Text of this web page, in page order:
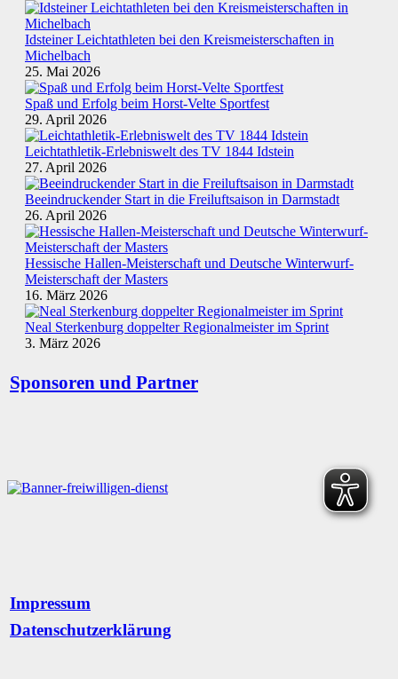
Idsteiner Leichtathleten bei den Kreismeisterschaften in
Michelbach
25. Mai 2026
Spaß und Erfolg beim Horst-Velte Sportfest
29. April 2026
Leichtathletik-Erlebniswelt des TV 1844 Idstein
27. April 2026
Beeindruckender Start in die Freiluftsaison in Darmstadt
26. April 2026
Hessische Hallen-Meisterschaft und Deutsche Winterwurf-
Meisterschaft der Masters
16. März 2026
Neal Sterkenburg doppelter Regionalmeister im Sprint
3. März 2026
Sponsoren und Partner
Impressum
Datenschutzerklärung